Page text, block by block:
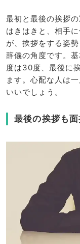
最初と最後の挨拶
はきはきと、相手
が、挨拶をする姿
辞儀の角度です。
度は30度、最後に
ます。心配な人は
いいでしょう。
最後の挨拶も